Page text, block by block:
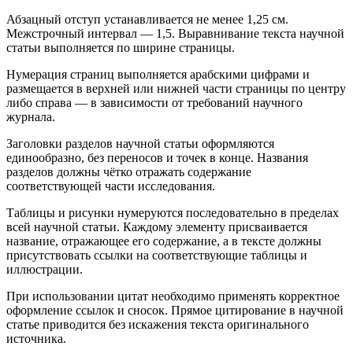
Абзацный отступ устанавливается не менее 1,25 см.
Межстрочный интервал — 1,5. Выравнивание текста научной
статьи выполняется по ширине страницы.
Нумерация страниц выполняется арабскими цифрами и
размещается в верхней или нижней части страницы по центру
либо справа — в зависимости от требований научного
журнала.
Заголовки разделов научной статьи оформляются
единообразно, без переносов и точек в конце. Названия
разделов должны чётко отражать содержание
соответствующей части исследования.
Таблицы и рисунки нумеруются последовательно в пределах
всей научной статьи. Каждому элементу присваивается
название, отражающее его содержание, а в тексте должны
присутствовать ссылки на соответствующие таблицы и
иллюстрации.
При использовании цитат необходимо применять корректное
оформление ссылок и сносок. Прямое цитирование в научной
статье приводится без искажения текста оригинального
источника.